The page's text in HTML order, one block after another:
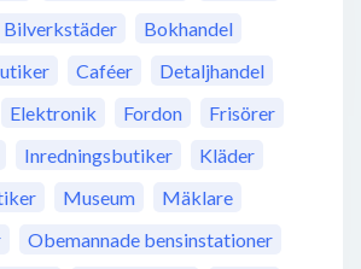
Bilverkstäder
Bokhandel
Caféer
Detaljhandel
Elektronik Fordon
Frisörer
Inredningsbutiker
Kläder
Museum
Mäklare
Obemannade bensinstationer